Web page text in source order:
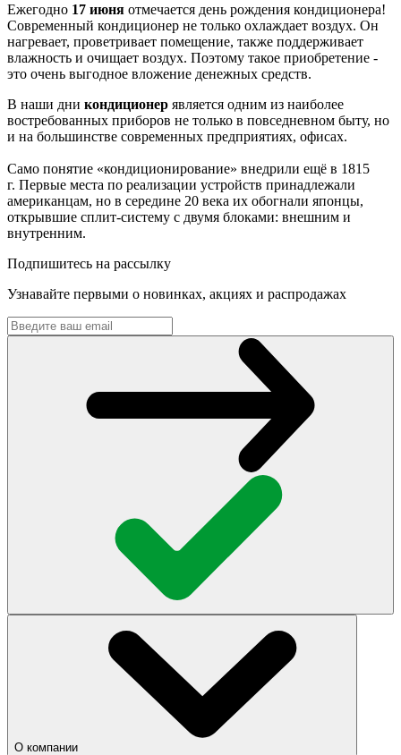
Ежегодно 17 июня отмечается день рождения кондиционера!
Современный кондиционер не только охлаждает воздух. Он
нагревает, проветривает помещение, также поддерживает
влажность и очищает воздух. Поэтому такое приобретение -
это очень выгодное вложение денежных средств.
В наши дни кондиционер является одним из наиболее
востребованных приборов не только в повседневном быту, но
и на большинстве современных предприятиях, офисах.
Само понятие «кондиционирование» внедрили ещё в 1815
г. Первые места по реализации устройств принадлежали
американцам, но в середине 20 века их обогнали японцы,
открывшие сплит-систему с двумя блоками: внешним и
внутренним.
Подпишитесь на рассылку
Узнавайте первыми о новинках, акциях и распродажах
О компании